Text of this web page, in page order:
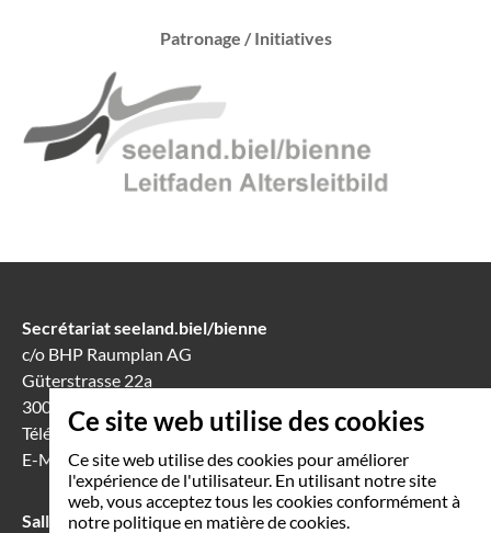
Ce site web utilise des cookies
Ce site web utilise des cookies pour améliorer
l'expérience de l'utilisateur. En utilisant notre site
web, vous acceptez tous les cookies conformément à
notre politique en matière de cookies.
Patronage / Initiatives
Secrétariat seeland.biel/bienne
c/o BHP Raumplan AG
Güterstrasse 22a
3008 Berne
Téléphone 031 388 60 60
E-Mail
info(at)seeland-biel-bienne.ch
Salle de séance à Bienne